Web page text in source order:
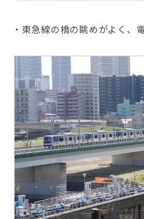
・東急線の橋の眺めがよく、